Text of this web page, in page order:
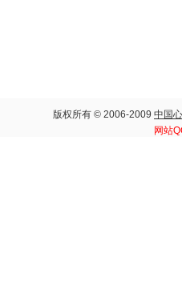
版权所有 © 2006-2009 中国
网站